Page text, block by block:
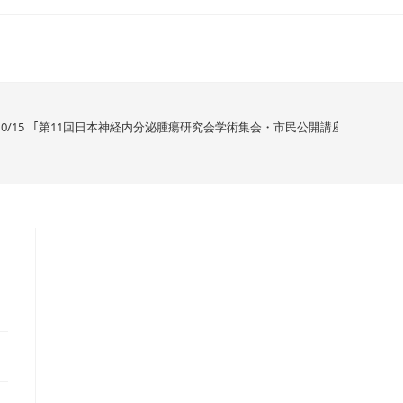
15 「第11回日本神経内分泌腫瘍研究会学術集会・市民公開講座」 オンラ